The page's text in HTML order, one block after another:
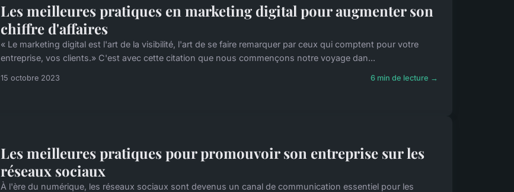
Les meilleures pratiques en marketing digital pour augmenter son
chiffre d'affaires
« Le marketing digital est l'art de la visibilité, l'art de se faire remarquer par ceux qui comptent pour votre
entreprise, vos clients.» C'est avec cette citation que nous commençons notre voyage dan...
15 octobre 2023 6 min de lecture →
Les meilleures pratiques pour promouvoir son entreprise sur les
réseaux sociaux
À l'ère du numérique, les réseaux sociaux sont devenus un canal de communication essentiel pour les